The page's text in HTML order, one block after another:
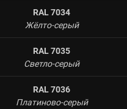
RAL 7034
Жёлто-серый
RAL 7035
Светло-серый
RAL 7036
Платиново-серый